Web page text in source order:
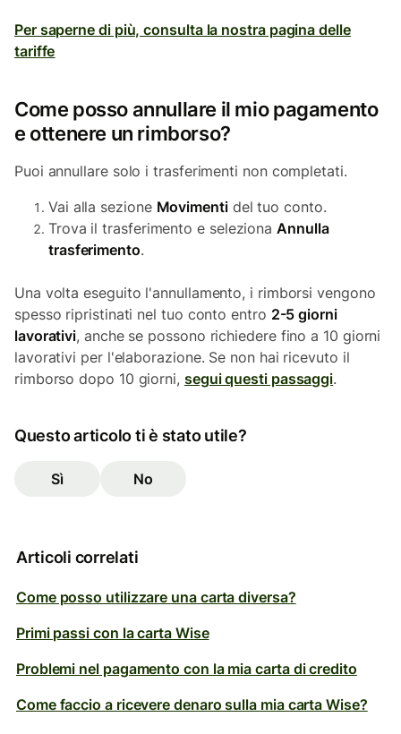
Per saperne di più, consulta la nostra pagina delle
tariffe
Come posso annullare il mio pagamento
e ottenere un rimborso?
Puoi annullare solo i trasferimenti non completati.
Vai alla sezione Movimentidel tuo conto.
Trova il trasferimento e selezionaAnnulla
trasferimento.
Una volta eseguito l'annullamento, i rimborsi vengono
spesso ripristinati nel tuo conto entro 2-5 giorni
lavorativi, anche se possono richiedere fino a 10 giorni
lavorativi per l'elaborazione. Se non hai ricevuto il
rimborso dopo 10 giorni, segui questi passaggi.
Questo articolo ti è stato utile?
Sì No
Articoli correlati
Come posso utilizzare una carta diversa?
Primi passi con la carta Wise
Problemi nel pagamento con la mia carta di credito
Come faccio a ricevere denaro sulla mia carta Wise?